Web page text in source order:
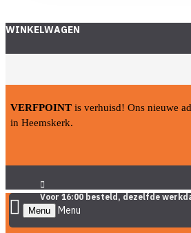
WINKELWAGEN
VERFPOINT is verhuisd! Ons nieuwe
in Heemskerk.
Voor 16:00 besteld, dezelfde
Menu